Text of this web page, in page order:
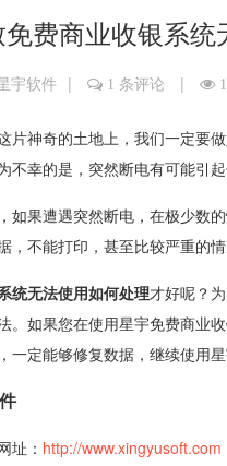
费商业收银系统
宇软件 | 1 条评论 |
片神奇的土地上，我们一定要
幸的是，突然断电有可能引
如果遭遇突然断电，在极少数
不能打印，甚至比较严重的
统无法使用如何处理才好呢？
。如果您在使用星宇免费商业
定能够修复数据，继续使用星
址： http://www.xingyusoft.com